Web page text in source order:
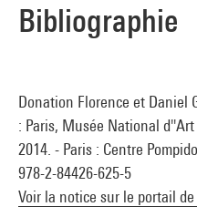
Bibliographie
Donation Florence et Daniel
: Paris, Musée National
2014. - Paris : Centre
978-2-84426-625-5
Voir la notice sur le portail